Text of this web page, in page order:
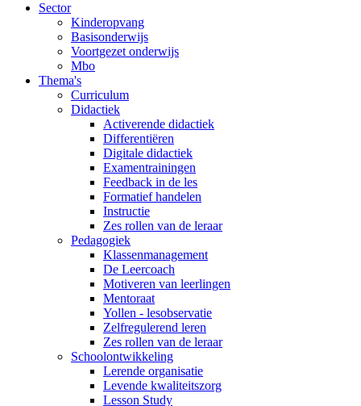
Sector
Kinderopvang
Basisonderwijs
Voortgezet onderwijs
Mbo
Thema's
Curriculum
Didactiek
Activerende didactiek
Differentiëren
Digitale didactiek
Examentrainingen
Feedback in de les
Formatief handelen
Instructie
Zes rollen van de leraar
Pedagogiek
Klassenmanagement
De Leercoach
Motiveren van leerlingen
Mentoraat
Yollen - lesobservatie
Zelfregulerend leren
Zes rollen van de leraar
Schoolontwikkeling
Lerende organisatie
Levende kwaliteitszorg
Lesson Study